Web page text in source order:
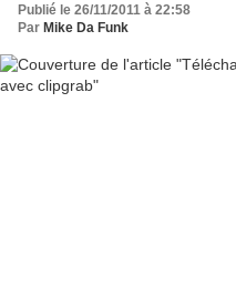
Publié le 26/11/2011 à 22:58
Par Mike Da Funk